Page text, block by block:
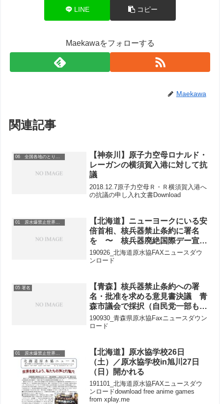
LINE コピー
Maekawaをフォローする
Maekawa
関連記事
【神奈川】原子力空母ロナルド・
レーガンの横須賀入港に対して抗
議
2018.12.7原子力空母Ｒ・Ｒ横須賀入港へ
の抗議の申し入れ文書Download
01 原水爆禁止世界大会
【北海道】ニューヨークにいる安
倍首相、核兵器禁止条約に署名
を 〜 核兵器廃絶国際デー宣伝
行動 〜
190926_北海道原水協FAXニュースダウ
ンロード
05 署名
【青森】核兵器禁止条約への署
名・批准を求める意見書決議 青
森市議会で採択（自民党一部も賛
成）県内の決議自治体、3割を超
えました！
190930_青森県原水協Faxニュースダウン
ロード
01 原水爆禁止世界大会
【北海道】原水協学校26日
（土）／原水協学校in旭川27日
（日）開かれる
191101_北海道原水協FAXニュースダウ
ンロードdownload free anime games
from xplay.me